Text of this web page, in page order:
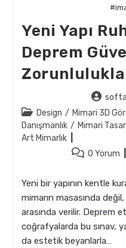
Yeni Yapı
Deprem
Post
author:
Post
category:
Design / Mimari 3D
Danışmanlık / Mimari
Art Mimarlık
Post0 Yorum
Yeni bir yapının kentle
mimarın masasında
arasında verilir. Deprem
coğrafyalarda bu sınav,
da estetik beyanlarla…